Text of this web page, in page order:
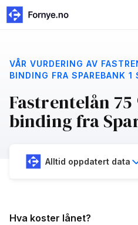
VÅR VURDERING AV
BINDING FRA SPAREBANK 1
Fastrentelån 75
binding fra
Alltid oppdatert data
Hva koster lånet?